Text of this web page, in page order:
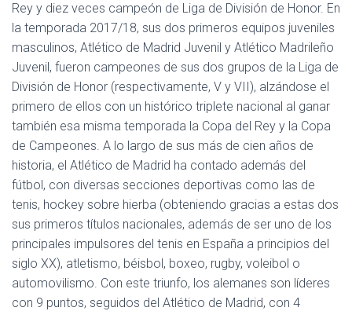
Rey y diez veces campeón de Liga de División de Honor. En
la temporada 2017/18, sus dos primeros equipos juveniles
masculinos, Atlético de Madrid Juvenil y Atlético Madrileño
Juvenil, fueron campeones de sus dos grupos de la Liga de
División de Honor (respectivamente, V y VII), alzándose el
primero de ellos con un histórico triplete nacional al ganar
también esa misma temporada la Copa del Rey y la Copa
de Campeones. A lo largo de sus más de cien años de
historia, el Atlético de Madrid ha contado además del
fútbol, con diversas secciones deportivas como las de
tenis, hockey sobre hierba (obteniendo gracias a estas dos
sus primeros títulos nacionales, además de ser uno de los
principales impulsores del tenis en España a principios del
siglo XX), atletismo, béisbol, boxeo, rugby, voleibol o
automovilismo. Con este triunfo, los alemanes son líderes
con 9 puntos, seguidos del Atlético de Madrid, con 4